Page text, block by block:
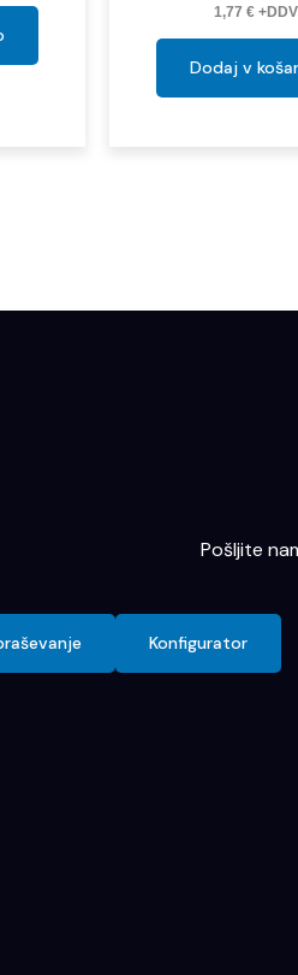
1,77€ +DDV
Dodaj v
Pošljite
Konfigurator